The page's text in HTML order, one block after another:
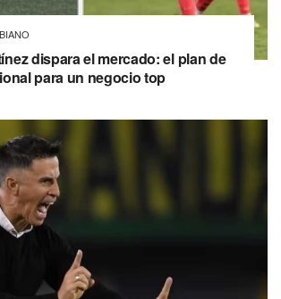
dispara el mercado: el plan de
para un negocio top